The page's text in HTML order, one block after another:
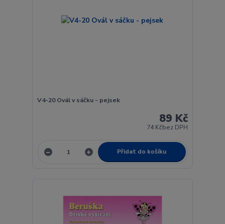
V4-20 Ovál v sáčku - pejsek
89 Kč
74 Kčbez DPH
Přidat do košíku